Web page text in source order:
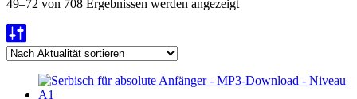
49–72 von 708 Ergebnissen werden angezeigtNach